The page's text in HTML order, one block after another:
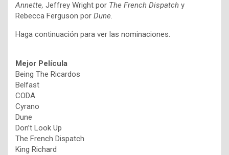
Annette, Jeffrey Wright por The French Dispatch y
Rebecca Ferguson por Dune.
Haga continuación para ver las nominaciones.
Mejor Película
Being The Ricardos
Belfast
CODA
Cyrano
Dune
Don’t Look Up
The French Dispatch
King Richard